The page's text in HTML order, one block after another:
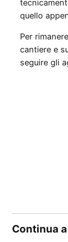
quello
Per
cantiere e
seguire gli
Continua